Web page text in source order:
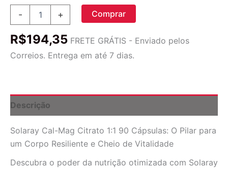
-
Citrato
90
para
Ossos
Músculos
Fortes
quantidade
+ Comprar
R$194,35 FRETE GRÁTIS - Enviado pelos
Correios. Entrega em até 7 dias.
Descrição
Solaray Cal-Mag Citrato 1:1 90 Cápsulas: O Pilar para
um Corpo Resiliente e Cheio de Vitalidade
Descubra o poder da nutrição otimizada com Solaray